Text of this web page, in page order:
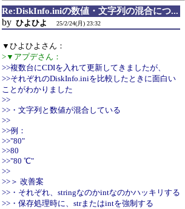
Re:DiskInfo.iniの数値・文字列の混合につ...
by ひよひよ 25/2/24(月) 23:32
▼ひよひよさん：
>▼アプデさん：
>>複数台にCDIを入れて更新してきましたが、
>>それぞれのDiskInfo.iniを比較したときに面白い
ことがわかりました
>>
>>・文字列と数値が混合している
>>
>>例：
>>"80"
>>80
>>"80 ℃"
>>
>>＞ 改善案
>>・それぞれ、stringなのかintなのかハッキリする
>>・保存処理時に、strまたはintを強制する